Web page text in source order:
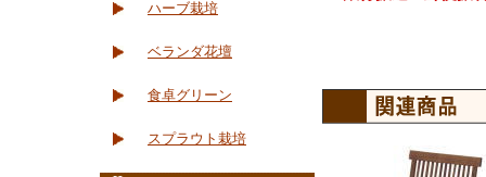
ハーブ栽培
ベランダ花壇
食卓グリーン
スプラウト栽培